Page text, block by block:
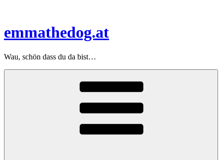
emmathedog.at
Wau, schön dass du da bist…